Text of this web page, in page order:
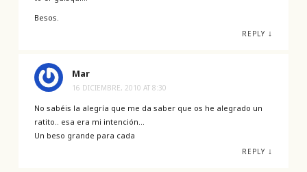
Besos.
REPLY ↓
Mar
16 DICIEMBRE, 2010 AT 8:30
No sabéis la alegría que me da saber que os he alegrado un
ratito.. esa era mi intención…
Un beso grande para cada
REPLY ↓